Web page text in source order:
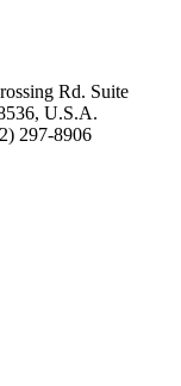
Rd. Suite
U.S.A.
297-8906